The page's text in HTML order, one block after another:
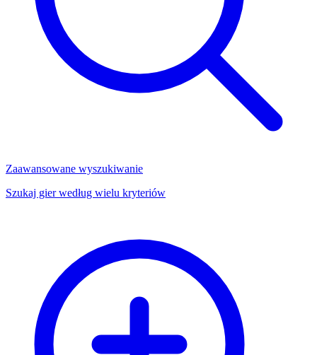
Zaawansowane wyszukiwanie
Szukaj gier według wielu kryteriów